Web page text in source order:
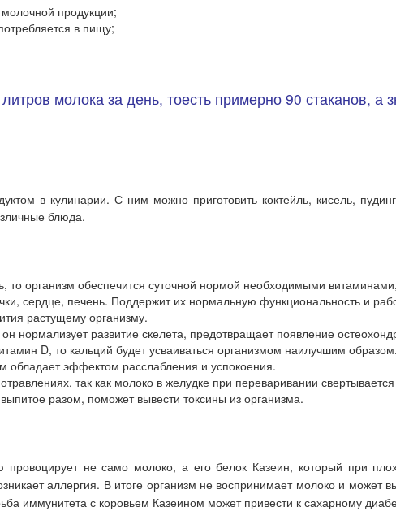
продукции;
в пищу;
молока за день, тоесть примерно 90 стаканов, а
в кулинарии. С ним можно приготовить коктейль, кисель,
блюда.
то организм обеспечится суточной нормой необходимыми
сердце, печень. Поддержит их нормальную функциональность и
растущему организму.
нормализует развитие скелета, предотвращает появление
D, то кальций будет усваиваться организмом наилучшим образом.
эффектом расслабления и успокоения.
так как молоко в желудке при переваривании
разом, поможет вывести токсины из организма.
провоцирует не само молоко, а его белок Казеин, который при
аллергия. В итоге организм не воспринимает молоко и может
иммунитета с коровьем Казеином может привести к сахарному